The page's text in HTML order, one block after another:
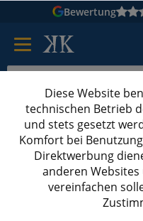
Bewertung
Kartons bedrucken
Druckverschlussbeutel
1000x
Diese Website
technischen Betrieb
und stets gesetzt
Komfort bei
Direktwerbung
anderen
vereinfachen